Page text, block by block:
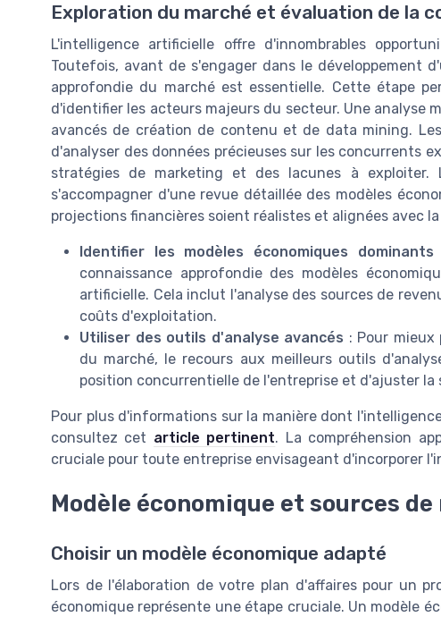
Exploration du marché et évaluation de la
L'intelligence artificielle offre d'innombrables
Toutefois, avant de s'engager dans le développement
approfondie du marché est essentielle. Cette étape
d'identifier les acteurs majeurs du secteur. Une analyse
avancés de création de contenu et de data mining.
d'analyser des données précieuses sur les concurrents
stratégies de marketing et des lacunes à exploiter.
s'accompagner d'une revue détaillée des modèles
projections financières soient réalistes et alignées avec
Identifier les modèles économiques dominants
connaissance approfondie des modèles
artificielle. Cela inclut l'analyse des sources de
coûts d'exploitation.
Utiliser des outils d'analyse avancés : Pour
du marché, le recours aux meilleurs outils
position concurrentielle de l'entreprise et d'ajuster la
Pour plus d'informations sur la manière dont
consultez cet article pertinent. La compréhension
cruciale pour toute entreprise envisageant d'incorporer
Modèle économique et sources de
Choisir un modèle économique adapté
Lors de l'élaboration de votre plan d'affaires pour un
économique représente une étape cruciale. Un modèle